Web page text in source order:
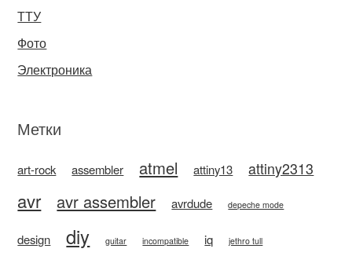
ТТУ
Фото
Электроника
Метки
art-rock assembler atmel attiny13 attiny2313
avr avr assembler avrdude depeche mode
design diy guitar incompatible iq jethro tull